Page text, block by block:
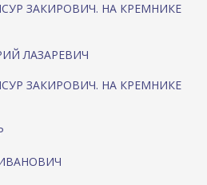
ЗАКИРОВИЧ. НА КРЕМНИКЕ
ЛАЗАРЕВИЧ
ЗАКИРОВИЧ. НА КРЕМНИКЕ